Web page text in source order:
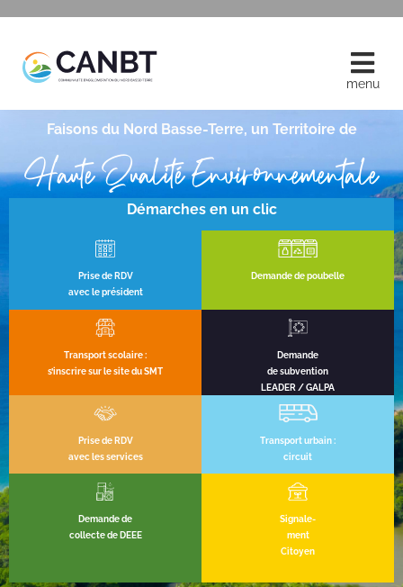
Faisons du Nord Basse-Terre, un Territoire de
Haute Qualité Environnementale
Démarches en un clic
Prise de RDV
avec le président
Demande de poubelle
Transport scolaire :
s’inscrire sur le site du SMT
Demande
de subvention
LEADER / GALPA
Prise de RDV
avec les services
Transport urbain :
circuit
Demande de
collecte de DEEE
Signale-
ment
Citoyen